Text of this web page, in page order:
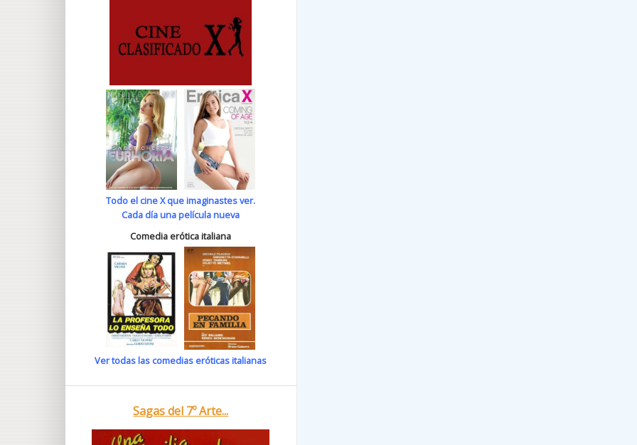
Todo el cine X que imaginastes ver.
Cada día una película nueva
Comedia erótica italiana
Ver todas las comedias eróticas italianas
Sagas del 7º Arte...